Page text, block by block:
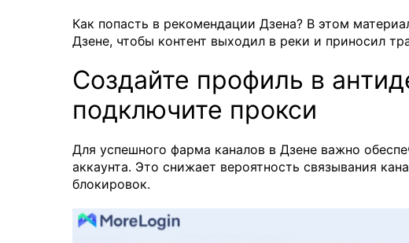
Как попасть в рекомендации Дзена? В этом
Дзене, чтобы контент выходил в реки и приносил
Создайте профиль в
подключите прокси
Для успешного фарма каналов в Дзене важно
аккаунта. Это снижает вероятность связывания
блокировок.